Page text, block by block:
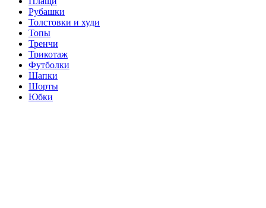
Рубашки
Толстовки и худи
Топы
Тренчи
Трикотаж
Футболки
Шапки
Шорты
Юбки